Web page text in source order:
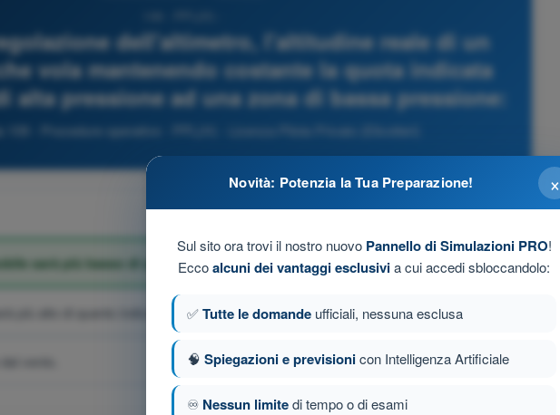
dell'altimetro, l'altitudine reale di un
vola mantenendo costante la quota indicata
alta pressione ad una zona di bassa pressione:
109 - Procedure operative - PPL(H) - Licenza Pilota Privato (Elicotteri)
sarà più basso di quanto indicato).
più alto di quanto indicato).
vento.
×
Novità: Potenzia la Tua Preparazione!
Sul sito ora trovi il nostro nuovo Pannello di Simulazioni PRO!
Eccoalcuni dei vantaggi esclusivia cui accedi sbloccandolo:
✅Tutte le domande ufficiali, nessuna esclusa
🧠 Spiegazioni e previsionicon Intelligenza Artificiale
♾️ Nessun limitedi tempo o di esami